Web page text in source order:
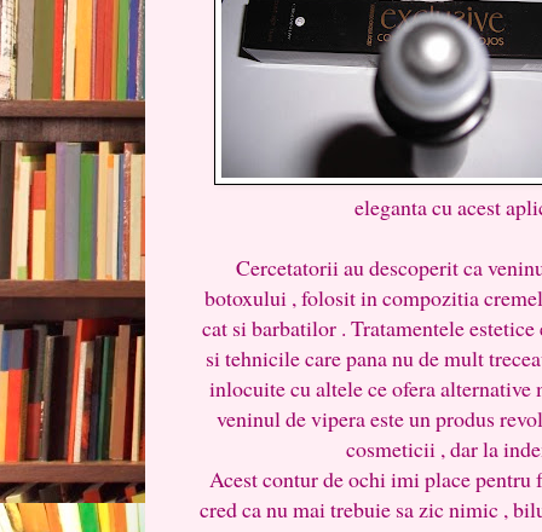
eleganta cu acest
Cercetatorii au descoperit ca
botoxului , folosit in compozitia
cat si barbatilor . Tratamentele
si tehnicile care pana nu de mult
inlocuite cu altele ce ofera alternative
veninul de vipera este un produs
cosmeticii , dar la
Acest contur de ochi imi place
cred ca nu mai trebuie sa zic nimic ,